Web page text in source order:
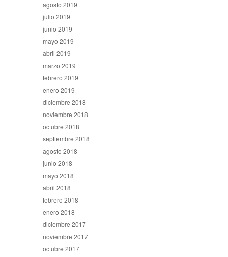
agosto 2019
julio 2019
junio 2019
mayo 2019
abril 2019
marzo 2019
febrero 2019
enero 2019
diciembre 2018
noviembre 2018
octubre 2018
septiembre 2018
agosto 2018
junio 2018
mayo 2018
abril 2018
febrero 2018
enero 2018
diciembre 2017
noviembre 2017
octubre 2017